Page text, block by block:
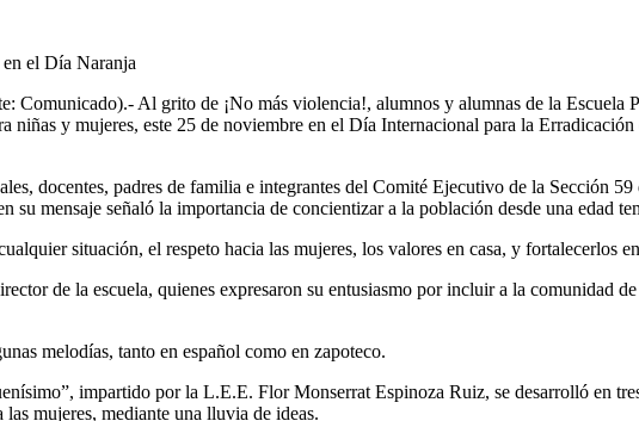
el Día Naranja
Comunicado).- Al grito de ¡No más violencia!, alumnos y alumnas de la Escuela
niñas y mujeres, este 25 de noviembre en el Día Internacional para la
docentes, padres de familia e integrantes del Comité Ejecutivo de la Sección
mensaje señaló la importancia de concientizar a la población desde una edad
situación, el respeto hacia las mujeres, los valores en casa, y fortalecerlos
de la escuela, quienes expresaron su entusiasmo por incluir a la comunidad
melodías, tanto en español como en zapoteco.
impartido por la L.E.E. Flor Monserrat Espinoza Ruiz, se desarrolló en
mujeres, mediante una lluvia de ideas.